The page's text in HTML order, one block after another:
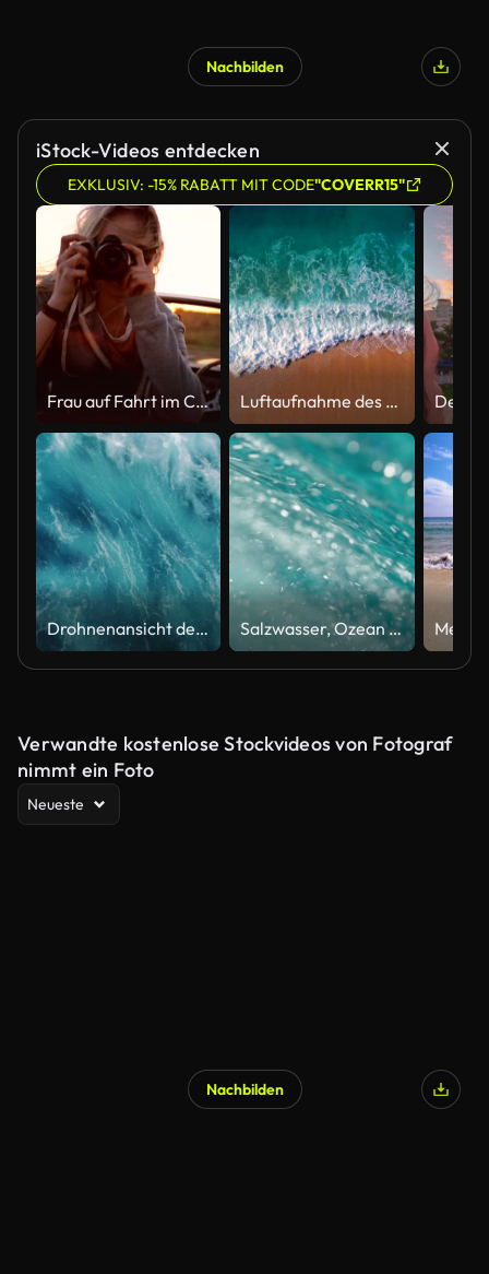
Nachbilden
iStock-Videos entdecken
EXKLUSIV: -15% RABATT MIT CODE"COVERR15"
Frau auf Fahrt im Cabrio und fotografieren Luftaufnahme des klaren türkisfarbenen Meeres und der Wellen
Drohnenansicht der Ozeanwellen Spritzen Salzwasser, Ozean und Blasen mit Wellen aus natürlicher Flüssigkeit, blauem Meer oder einem Spritzer Aqua oder Erde. Nahaufnahme von Wellen am tropischen Sonnenstrand oder auf der Insel im Sonnenschein mit fallenden Tropfen der sich bewegenden Natur
Verwandte kostenlose Stockvideos von Fotograf
nimmt ein Foto
Neueste
Nachbilden